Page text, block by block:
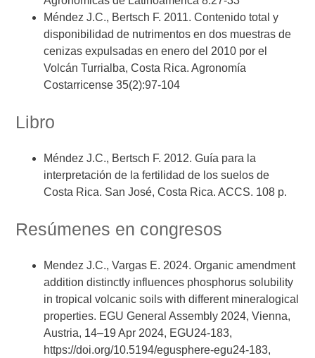
Méndez J.C., Bertsch F. 2011. Contenido total y
disponibilidad de nutrimentos en dos muestras de
cenizas expulsadas en enero del 2010 por el
Volcán Turrialba, Costa Rica. Agronomía
Costarricense 35(2):97-104
Libro
Méndez J.C., Bertsch F. 2012. Guía para la
interpretación de la fertilidad de los suelos de
Costa Rica. San José, Costa Rica. ACCS. 108 p.
Resúmenes en congresos
Mendez J.C., Vargas E. 2024. Organic amendment
addition distinctly influences phosphorus solubility
in tropical volcanic soils with different mineralogical
properties. EGU General Assembly 2024, Vienna,
Austria, 14–19 Apr 2024, EGU24-183,
https://doi.org/10.5194/egusphere-egu24-183,